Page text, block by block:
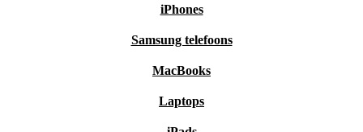
iPhones
Samsung telefoons
MacBooks
Laptops